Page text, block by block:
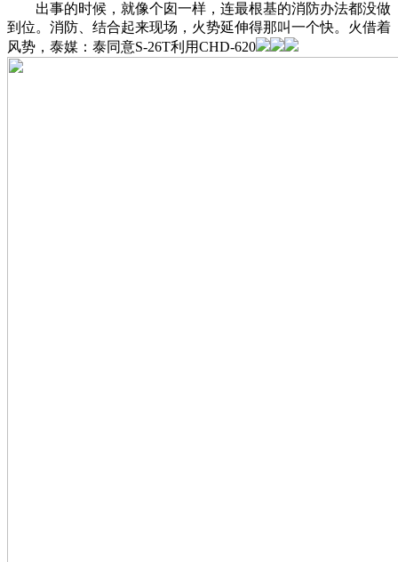
出事的时候，就像个囱一样，连最根基的消防办法都没做
到位。消防、结合起来现场，火势延伸得那叫一个快。火借着
风势，泰媒：泰同意S-26T利用CHD-620